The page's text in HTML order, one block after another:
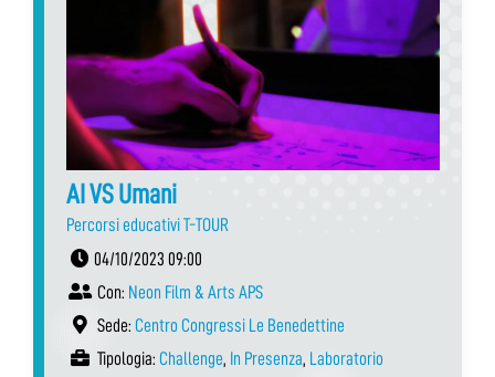
AI VS Umani
Percorsi educativi T-TOUR
04/10/2023 09:00
Con: Neon Film & Arts APS
Sede: Centro Congressi Le Benedettine
Tipologia: Challenge, In Presenza, Laboratorio